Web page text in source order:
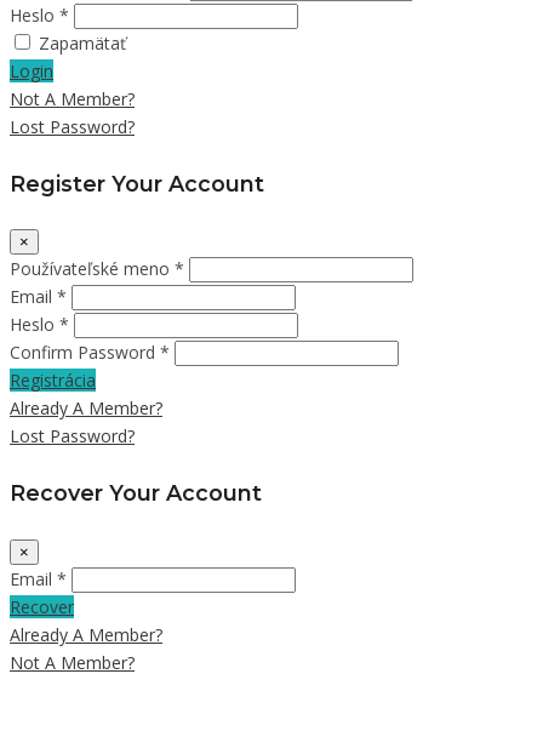
Heslo *
Zapamätať
Login
Not A Member?
Lost Password?
Register Your Account
×
Používateľské meno *
Email *
Heslo *
Confirm Password *
Registrácia
Already A Member?
Lost Password?
Recover Your Account
×
Email *
Recover
Already A Member?
Not A Member?